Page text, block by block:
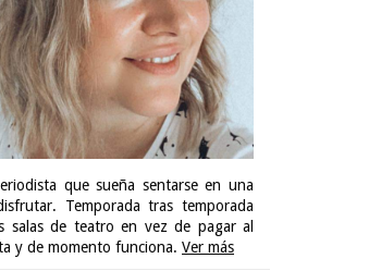
que sueña sentarse en una
Temporada tras temporada
salas de teatro en vez de pagar al
y de momento funciona. Ver más